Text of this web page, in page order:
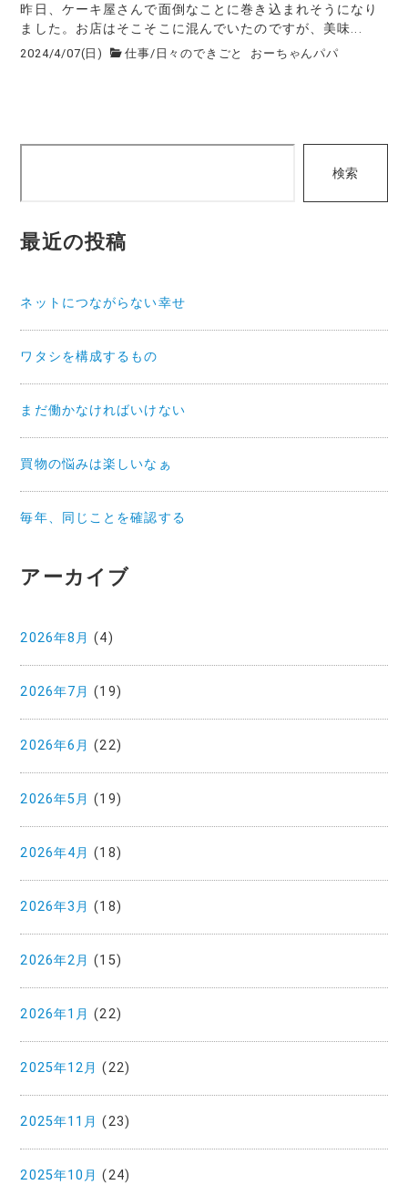
昨日、ケーキ屋さんで面倒なことに巻き込まれそうになり
ました。お店はそこそこに混んでいたのですが、美味...
2024/4/07(日) 仕事/ 日々のできごと おーちゃんパパ
検索
最近の投稿
ネットにつながらない幸せ
ワタシを構成するもの
まだ働かなければいけない
買物の悩みは楽しいなぁ
毎年、同じことを確認する
アーカイブ
2026年8月 (4)
2026年7月 (19)
2026年6月 (22)
2026年5月 (19)
2026年4月 (18)
2026年3月 (18)
2026年2月 (15)
2026年1月 (22)
2025年12月 (22)
2025年11月 (23)
2025年10月 (24)